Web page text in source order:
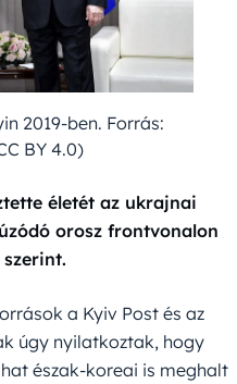
2019-ben. Forrás:
BY 4.0)
életét az ukrajnai
orosz frontvonalon
a Kyiv Post és az
úgy nyilatkoztak, hogy
észak-koreai is meghalt